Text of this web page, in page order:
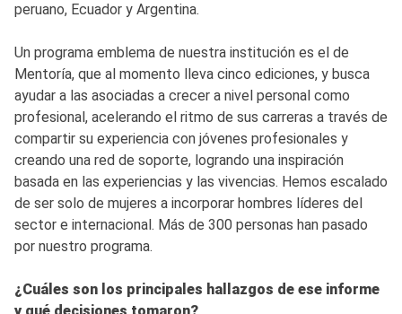
peruano, Ecuador y Argentina.
Un programa emblema de nuestra institución es el de
Mentoría, que al momento lleva cinco ediciones, y busca
ayudar a las asociadas a crecer a nivel personal como
profesional, acelerando el ritmo de sus carreras a través de
compartir su experiencia con jóvenes profesionales y
creando una red de soporte, logrando una inspiración
basada en las experiencias y las vivencias. Hemos escalado
de ser solo de mujeres a incorporar hombres líderes del
sector e internacional. Más de 300 personas han pasado
por nuestro programa.
¿Cuáles son los principales hallazgos de ese informe